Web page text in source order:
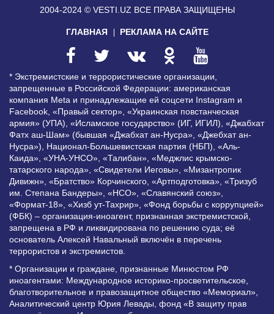
2004-2024 © VESTI.UZ ВСЕ ПРАВА ЗАЩИЩЕНЫ
ГЛАВНАЯ РЕКЛАМА НА САЙТЕ
* Экстремистские и террористические организации,
запрещенные в Российской Федерации: американская
компания Meta и принадлежащие ей соцсети Instagram и
Facebook, «Правый сектор», «Украинская повстанческая
армия» (УПА), «Исламское государство» (ИГ, ИГИЛ), «Джабхат
Фатх аш-Шам» (бывшая «Джабхат ан-Нусра», «Джебхат ан-
Нусра»), Национал-Большевистская партия (НБП), «Аль-
Каида», «УНА-УНСО», «Талибан», «Меджлис крымско-
татарского народа», «Свидетели Иеговы», «Мизантропик
Дивижн», «Братство» Корчинского, «Артподготовка», «Тризуб
им. Степана Бандеры», «НСО», «Славянский союз»,
«Формат-18», «Хизб ут-Тахрир», «Фонд борьбы с коррупцией»
(ФБК) – организация-иноагент, признанная экстремистской,
запрещена в РФ и ликвидирована по решению суда; её
основатель Алексей Навальный включён в перечень
террористов и экстремистов.
* Организации и граждане, признанные Минюстом РФ
иноагентами: Международное историко-просветительское,
благотворительное и правозащитное общество «Мемориал»,
Аналитический центр Юрия Левады, фонд «В защиту прав